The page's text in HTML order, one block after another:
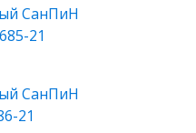
СанПиН
21
СанПиН
21